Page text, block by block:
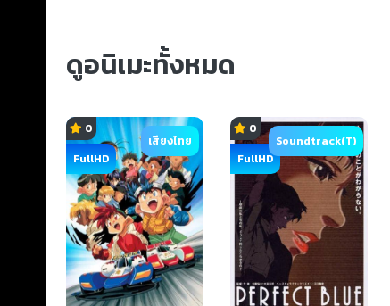
ดูอนิเมะทั้งหมด
0
FullHD
เสียงไทย
0
FullHD
Soundtrack(T)